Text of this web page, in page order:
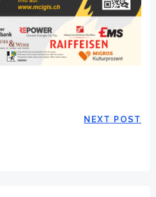
POSTNEXT POST